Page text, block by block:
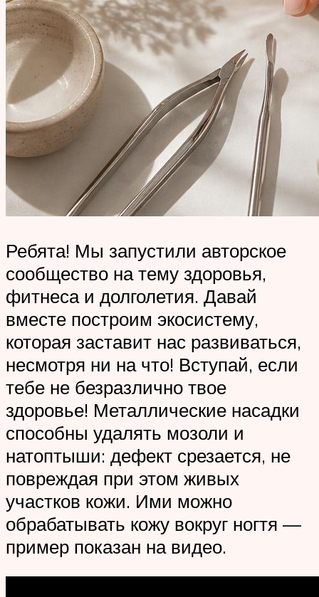
Ребята! Мы запустили авторское
сообщество на тему здоровья,
фитнеса и долголетия. Давай
вместе построим экосистему,
которая заставит нас развиваться,
несмотря ни на что! Вступай, если
тебе не безразлично твое
здоровье! Металлические насадки
способны удалять мозоли и
натоптыши: дефект срезается, не
повреждая при этом живых
участков кожи. Ими можно
обрабатывать кожу вокруг ногтя —
пример показан на видео.